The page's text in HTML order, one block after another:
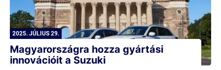
2025. JÚLIUS 29.
Magyarországra hozza gyártási
innovációit a Suzuki